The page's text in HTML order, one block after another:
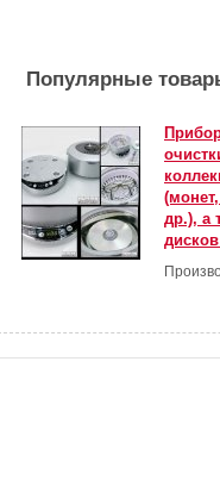
Популярные
др.), а